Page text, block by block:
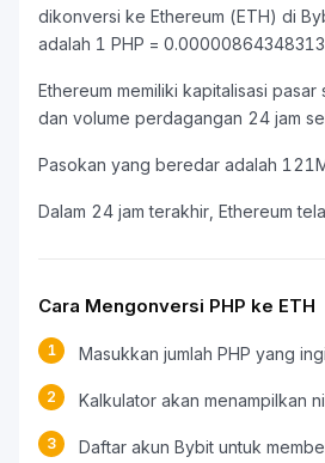
dikonversi ke Ethereum (ETH) di
adalah 1 PHP =
Ethereum memiliki kapitalisasi
dan volume perdagangan 24 jam
Pasokan yang beredar adalah
Dalam 24 jam terakhir, Ethereum
Cara Mengonversi PHP ke ETH
1 Masukkan jumlah PHP yang
2 Kalkulator akan menampilkan
3
Daftar akun Bybit untuk